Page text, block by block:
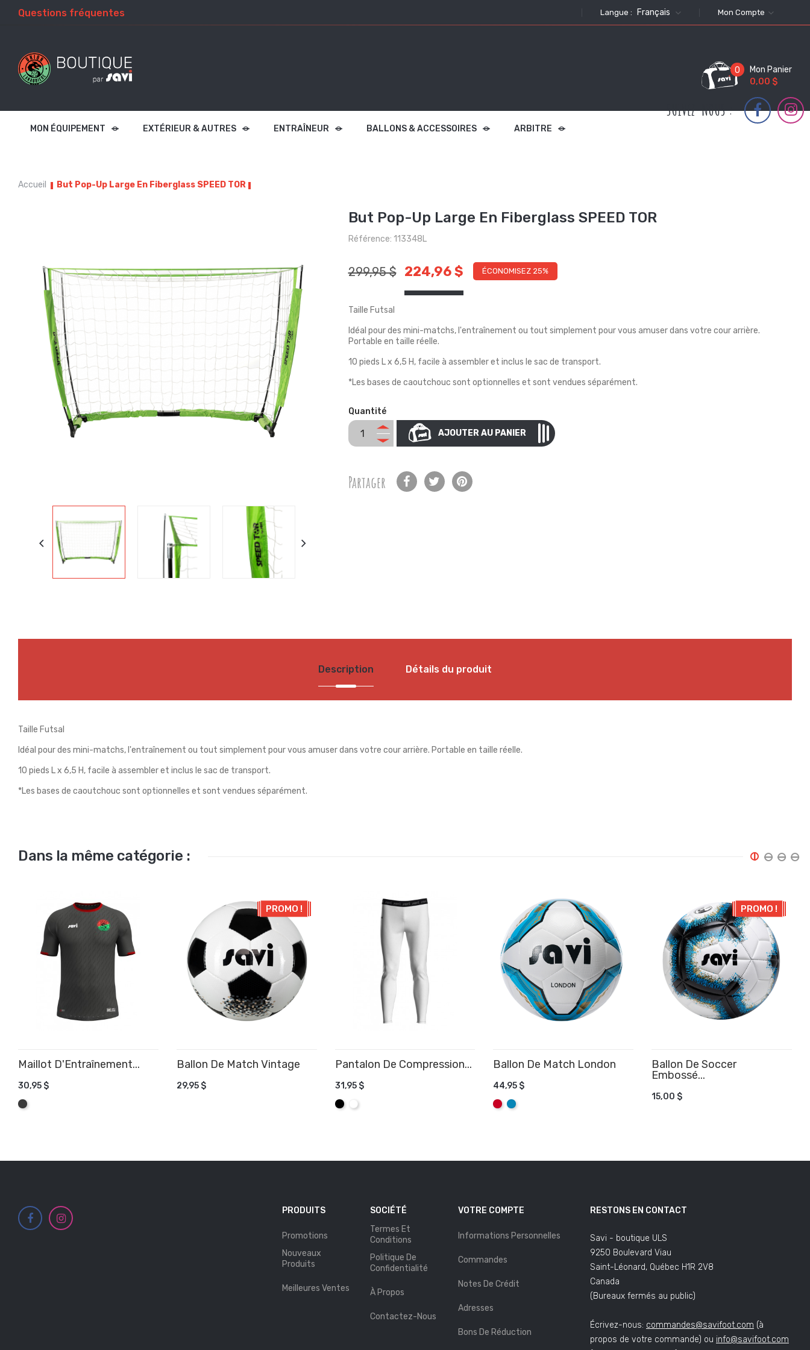
Questions fréquentes Mon Compte
Langue : Français
Mon Panier
0
0,00 $
SUIVEZ-NOUS :
MON ÉQUIPEMENT EXTÉRIEUR & AUTRES ENTRAÎNEUR BALLONS & ACCESSOIRES ARBITRE
Accueil But Pop-Up Large En Fiberglass SPEED TOR
But Pop-Up Large En Fiberglass SPEED TOR
Référence: 113348L
299,95 $ 224,96 $ ÉCONOMISEZ 25%
Taille Futsal
Idéal pour des mini-matchs, l'entraînement ou tout simplement pour vous amuser dans votre cour arrière.
Portable en taille réelle.
10 pieds L x 6,5 H, facile à assembler et inclus le sac de transport.
*Les bases de caoutchouc sont optionnelles et sont vendues séparément.
Quantité
AJOUTER AU PANIER
Partager
Description Détails du produit
Taille Futsal
Idéal pour des mini-matchs, l'entraînement ou tout simplement pour vous amuser dans votre cour arrière. Portable en taille réelle.
10 pieds L x 6,5 H, facile à assembler et inclus le sac de transport.
*Les bases de caoutchouc sont optionnelles et sont vendues séparément.
Dans la même catégorie :
Maillot D'Entraînement...
30,95 $
Graphite
PROMO !
Ballon De Match Vintage
29,95 $
Pantalon De Compression...
31,95 $
Noir
Blanc
Ballon De Match London
44,95 $
Rouge
Aqua
AJOUTER AU PANIER
PROMO !
Ballon De Soccer
Embossé...
15,00 $
PRODUITS
Promotions
Nouveaux
Produits
Meilleures Ventes
SOCIÉTÉ
Termes Et
Conditions
Politique De
Confidentialité
À Propos
Contactez-Nous
VOTRE COMPTE
Informations Personnelles
Commandes
Notes De Crédit
Adresses
Bons De Réduction
RESTONS EN CONTACT
Savi - boutique ULS
9250 Boulevard Viau
Saint-Léonard, Québec H1R 2V8
Canada
(Bureaux fermés au public)
Écrivez-nous: commandes@savifoot.com (à
propos de votre commande) ou info@savifoot.com